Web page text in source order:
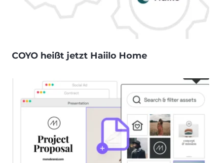
COYO heißt jetzt Haiilo Home